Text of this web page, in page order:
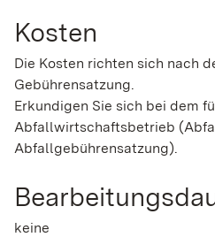
Kosten
Die Kosten richten sich nach
Gebührensatzung.
Erkundigen Sie sich bei dem
Abfallwirtschaftsbetrieb
Abfallgebührensatzung).
keine